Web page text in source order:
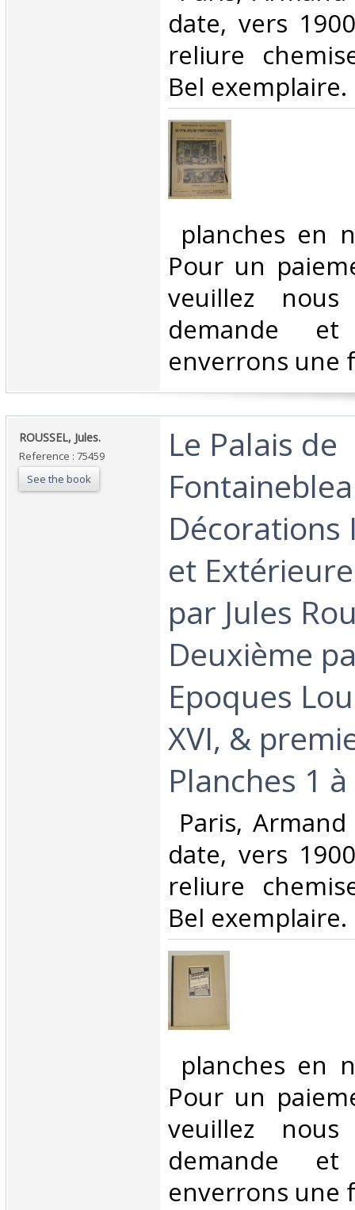
date, vers
reliure
Bel exemplaire.‎
planches en
Pour un
veuillez
demande
enverrons une
‎ROUSSEL, Jules.‎
Reference : 75459
See the book
‎Le Palais de
et
par Jules
Deuxième
Epoques
XVI, &
Planches 1
Paris,
date, vers
reliure
Bel exemplaire.‎
planches en
Pour un
veuillez
demande
enverrons une